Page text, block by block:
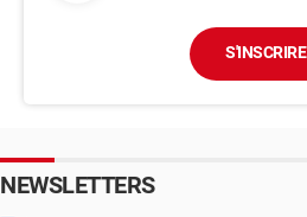
S'INSCRIRE
NEWSLETTERS